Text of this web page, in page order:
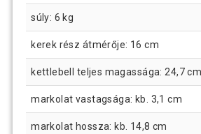
súly: 6 kg
kerek rész átmérője: 16 cm
kettlebell teljes magassága: 24,7 cm
markolat vastagsága: kb. 3,1 cm
markolat hossza: kb. 14,8 cm